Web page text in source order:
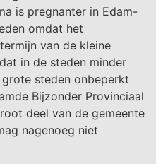
is pregnanter in Edam-
omdat het
van de kleine
in de steden minder
steden onbeperkt
Bijzonder Provinciaal
deel van de gemeente
nagenoeg niet